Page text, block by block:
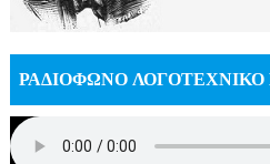
ΡΑΔΙΟΦΩΝΟ